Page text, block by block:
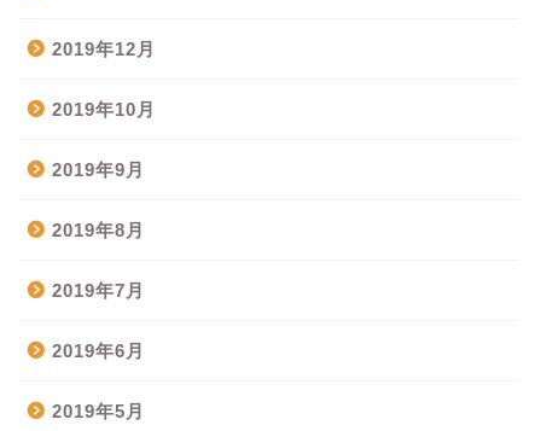
2019年12月
2019年10月
2019年9月
2019年8月
2019年7月
2019年6月
2019年5月